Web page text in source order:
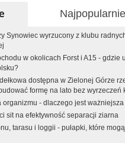
Synowiec wyrzucony z klubu
w okolicach Forst i A15 - gdzie
dostępna w Zielonej Górze
formę na lato bez wyrzeczeń
organizmu - dlaczego jest
sit na efektywność separacji ziarna
tarasu i loggii - pułapki, które